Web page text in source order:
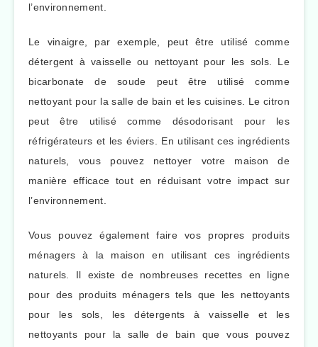
l’environnement.
Le vinaigre, par exemple, peut être utilisé comme
détergent à vaisselle ou nettoyant pour les sols. Le
bicarbonate de soude peut être utilisé comme
nettoyant pour la salle de bain et les cuisines. Le citron
peut être utilisé comme désodorisant pour les
réfrigérateurs et les éviers. En utilisant ces ingrédients
naturels, vous pouvez nettoyer votre maison de
manière efficace tout en réduisant votre impact sur
l’environnement.
Vous pouvez également faire vos propres produits
ménagers à la maison en utilisant ces ingrédients
naturels. Il existe de nombreuses recettes en ligne
pour des produits ménagers tels que les nettoyants
pour les sols, les détergents à vaisselle et les
nettoyants pour la salle de bain que vous pouvez